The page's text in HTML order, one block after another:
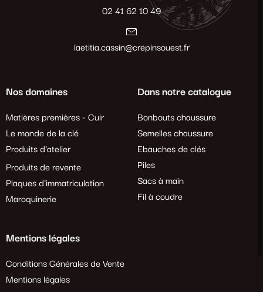
02 41 62 10 49
laetitia.cassin@crepinsouest.fr
Nos domaines
Matières premières - Cuir
Le monde de la clé
Produits d'atelier
Produits de revente
Plaques d'immatriculation
Maroquinerie
Dans notre catalogue
Bonbouts chaussure
Semelles chaussure
Ebauches de clés
Piles
Sacs à main
Fil à coudre
Mentions légales
Conditions Générales de Vente
Mentions légales